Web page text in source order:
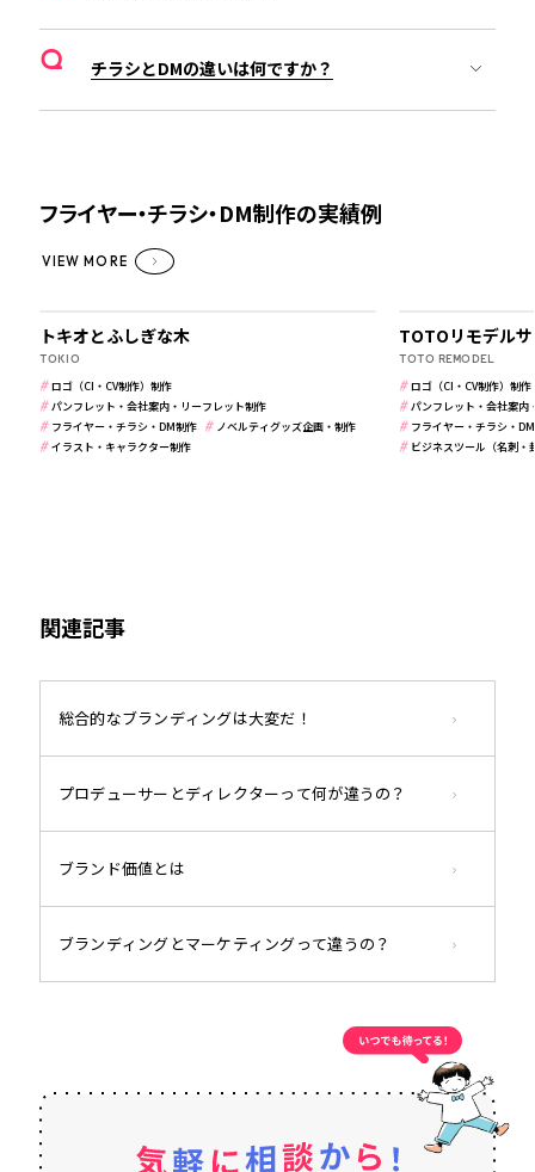
Q チラシとDMの違いは何ですか？
フライヤー・チラシ・DM制作の実績例
VIEW MORE
トキオとふしぎな木
TOKIO
ロゴ（CI・CV制作）制作
パンフレット・会社案内・リーフレット制作
フライヤー・チラシ・DM制作
ノベルティグッズ企画・制作
イラスト・キャラクター制作
TOTOリモデル
TOTO REMODEL
ロゴ（CI・CV制作）制作
パンフレット・会社案内
フライヤー・チラシ・
ビジネスツール（名刺・
関連記事
総合的なブランディングは大変だ！
プロデューサーとディレクターって何が違うの？
ブランド価値とは
ブランディングとマーケティングって違うの？